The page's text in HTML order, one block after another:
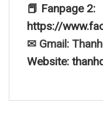
📕 Fanpage 2:
https://
✉ Gmail:
Website: